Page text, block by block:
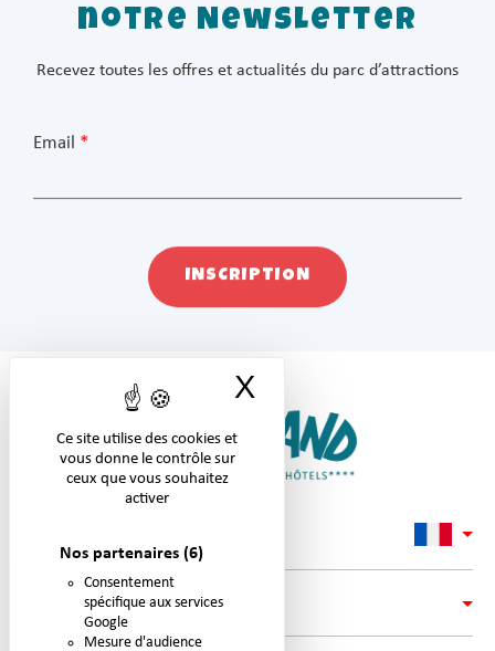
Ce site utilise des cookies et
vous donne le contrôle sur
ceux que vous souhaitez
activer
Nos partenaires (6)
Consentement
spécifique aux services
Google
Mesure d'audience
X
notre Newsletter
Recevez toutes les offres et actualités du parc d’attractions
Email *
INSCRIPTION